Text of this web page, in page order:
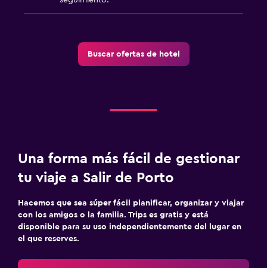
Buscar ofertas de hotel
Una forma más fácil de gestionar
tu viaje a Salir de Porto
Hacemos que sea súper fácil planificar, organizar y viajar
con los amigos o la familia. Trips es gratis y está
disponible para su uso independientemente del lugar en
el que reserves.